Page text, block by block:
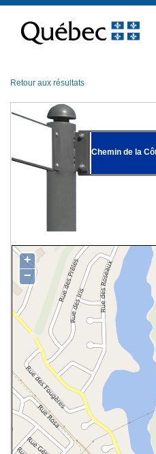
contenu
Retour aux résultats
Chemin de la
+
−